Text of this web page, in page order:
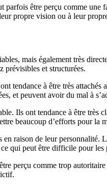
être perçu comme
propre vision ou à leur
mais également très
prévisibles et structurées.
tendance à être très
et peuvent avoir du mal à
Ils ont tendance à être très
beaucoup d’efforts pour la
raison de leur
qui peut être difficile pour
perçu comme trop